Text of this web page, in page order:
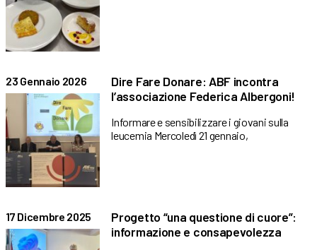
23 Gennaio 2026
Dire Fare Donare: ABF incontra
l’associazione Federica Albergoni!
Informare e sensibilizzare i giovani sulla
leucemia Mercoledì 21 gennaio,
17 Dicembre 2025
Progetto “una questione di cuore”:
informazione e consapevolezza